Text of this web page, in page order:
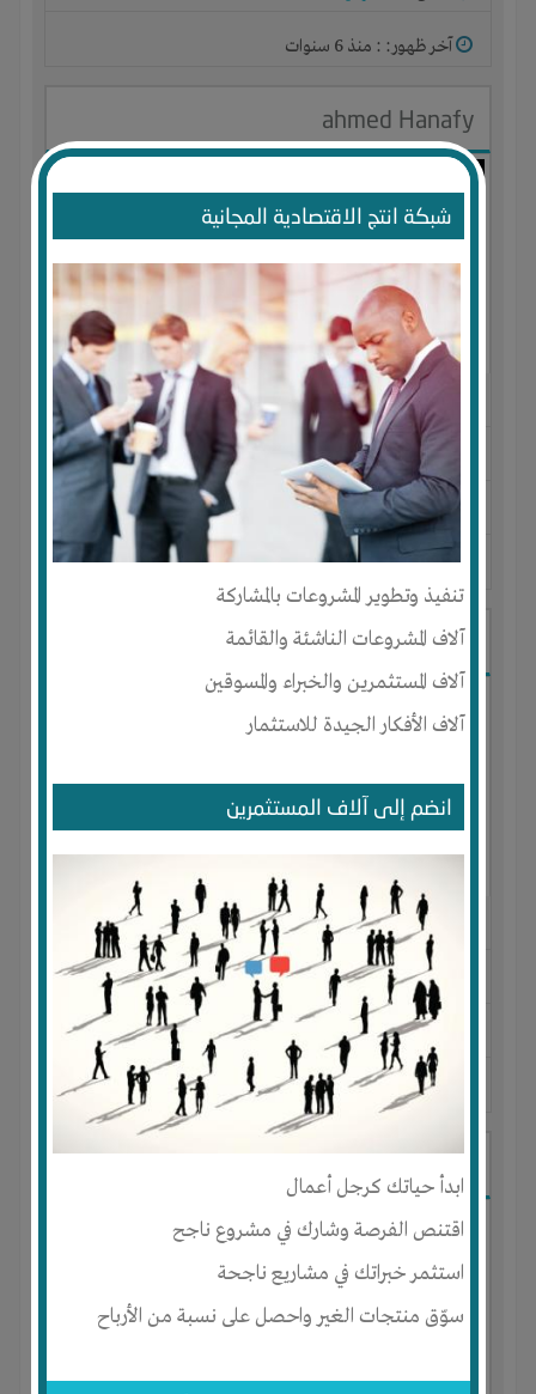
شبكة انتج الاقتصادية المجانية
تنفيذ وتطوير المشروعات بالمشاركة
آلاف المشروعات الناشئة والقائمة
آلاف المستثمرين والخبراء والمسوقين
آلاف الأفكار الجيدة للاستثمار
انضم إلى آلاف المستثمرين
ابدأ حياتك كرجل أعمال
اقتنص الفرصة وشارك في مشروع ناجح
استثمر خبراتك في مشاريع ناجحة
سوّق منتجات الغير واحصل على نسبة من الأرباح
آخر ظهور: : منذ 6 سنوات
ahmed Hanafy
الجنس : ذكر
لديـه : المال
المكان :مصر-القاهرة مدينة العبور
آخر ظهور: : منذ 6 سنوات
عنتر العكل
الجنس : ذكر
لديـه :المال الوقت- المكان- تسويق
المكان :مصر -الغربية -زفتى
آخر ظهور: : منذ 6 سنوات